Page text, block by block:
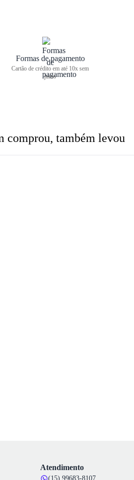
Formas de pagamento
Cartão de crédito em até 10x sem
juros
comprou, também levou
Atendimento
(15) 99683-8107